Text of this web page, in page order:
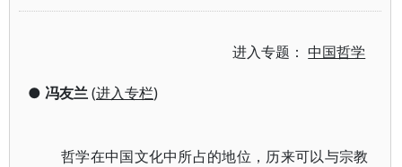
进入专题：中国哲学
● 冯友兰(进入专栏)
哲学在中国文化中所占的地位，历来可以与宗教